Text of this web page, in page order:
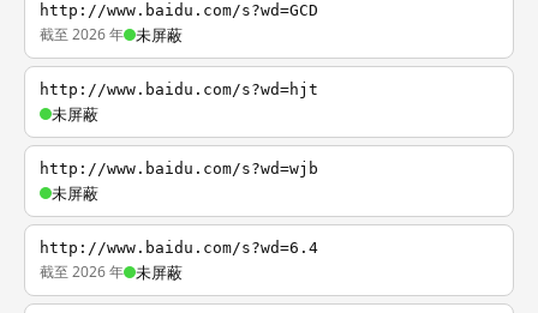
http://www.baidu.com/s?wd=GCD
截至 2026 年 未屏蔽
http://www.baidu.com/s?wd=hjt
未屏蔽
http://www.baidu.com/s?wd=wjb
未屏蔽
http://www.baidu.com/s?wd=6.4
截至 2026 年 未屏蔽